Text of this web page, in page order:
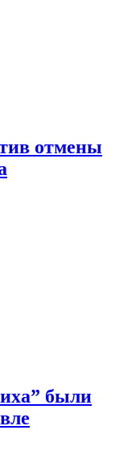
отмены
были